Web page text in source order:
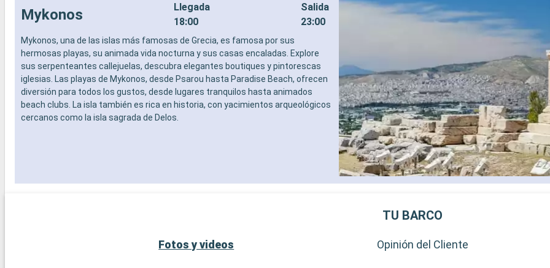
Mykonos
Llegada
18:00
Salida
23:00
Mykonos, una de las islas más famosas de Grecia, es famosa por sus
hermosas playas, su animada vida nocturna y sus casas encaladas. Explore
sus serpenteantes callejuelas, descubra elegantes boutiques y pintorescas
iglesias. Las playas de Mykonos, desde Psarou hasta Paradise Beach, ofrecen
diversión para todos los gustos, desde lugares tranquilos hasta animados
beach clubs. La isla también es rica en historia, con yacimientos arqueológicos
cercanos como la isla sagrada de Delos.
TU BARCO
Fotos y videos Opinión del Cliente